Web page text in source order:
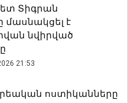
Տիգրան
է
նվիրված
21:53
ոստիկանները